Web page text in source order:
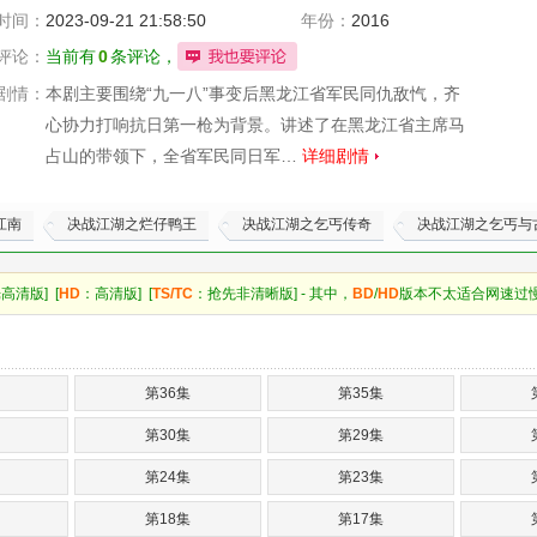
间： 2023-09-21 21:58:50 年份： 2016
论： 当前有0条评论，
情： 本剧主要围绕“九一八”事变后黑龙江省军民同仇敌忾，齐
心协力打响抗日第一枪为背景。讲述了在黑龙江省主席马
占山的带领下，全省军民同日军… 详细剧情
南 决战江湖之烂仔鸭王 决战江湖之乞丐传奇 决战江湖之乞丐与
清版] [HD ：高清版] [TS/TC ：抢先非清晰版] - 其中， BD/HD版本不太适合网速过
第36集 第35集
第30集 第29集
第24集 第23集
第18集 第17集